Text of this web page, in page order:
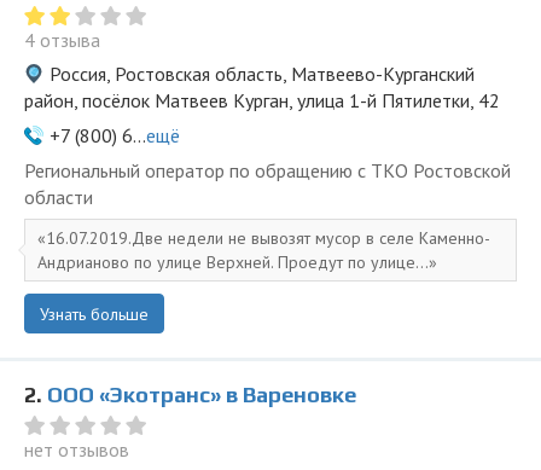
4 отзыва
Россия, Ростовская область, Матвеево-Курганский
район, посёлок Матвеев Курган, улица 1-й Пятилетки, 42
+7 (800) 6...ещё
Региональный оператор по обращению с ТКО Ростовской
области
16.07.2019.Две недели не вывозят мусор в селе Каменно-
Андрианово по улице Верхней. Проедут по улице...
Узнать больше
2. ООО «Экотранс» в Вареновке
нет отзывов